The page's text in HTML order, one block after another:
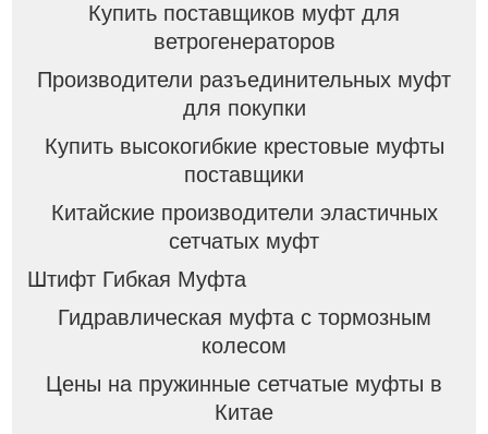
Купить поставщиков муфт для
ветрогенераторов
Производители разъединительных муфт
для покупки
Купить высокогибкие крестовые муфты
поставщики
Китайские производители эластичных
сетчатых муфт
Штифт Гибкая Муфта
Гидравлическая муфта с тормозным
колесом
Цены на пружинные сетчатые муфты в
Китае